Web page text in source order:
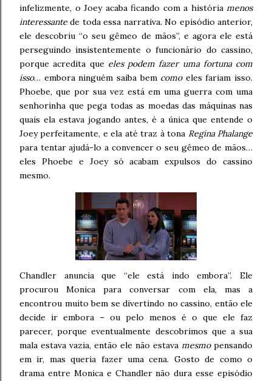
infelizmente, o Joey acaba ficando com a história menos
interessante de toda essa narrativa. No episódio anterior,
ele descobriu “o seu gêmeo de mãos”, e agora ele está
perseguindo insistentemente o funcionário do cassino,
porque acredita que eles podem fazer uma fortuna com
isso… embora ninguém saiba bem comoeles fariam isso.
Phoebe, que por sua vez está em uma guerra com uma
senhorinha que pega todas as moedas das máquinas nas
quais ela estava jogando antes, é a única que entende o
Joey perfeitamente, e ela até traz à tona Regina Phalange
para tentar ajudá-lo a convencer o seu gêmeo de mãos…
eles Phoebe e Joey só acabam expulsos do cassino
mesmo.
Chandler anuncia que “ele está indo embora”. Ele
procurou Monica para conversar com ela, mas a
encontrou muito bem se divertindo no cassino, então ele
decide ir embora – ou pelo menos é o que ele faz
parecer, porque eventualmente descobrimos que a sua
mala estava vazia, então ele não estava mesmopensando
em ir, mas queria fazer uma cena. Gosto de como o
drama entre Monica e Chandler não dura esse episódio